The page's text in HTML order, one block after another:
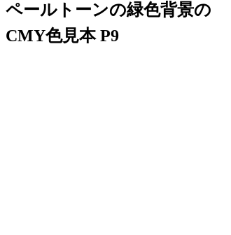
ペールトーンの緑色背景の
CMY色見本 P9